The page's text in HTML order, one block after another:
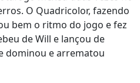
O Quadricolor, fazendo
bem o ritmo do jogo e fez
de Will e lançou de
dominou e arrematou